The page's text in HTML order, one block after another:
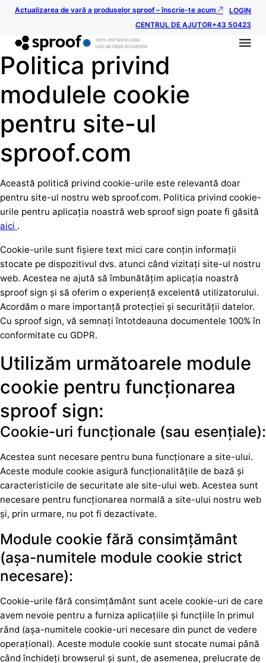
Actualizarea de vară a produselor sproof – înscrie-te acum
LOGIN
CENTRUL DE AJUTOR+43 50423
Politica privind
modulele cookie
pentru site-ul
sproof.com
Această politică privind cookie-urile este relevantă doar
pentru site-ul nostru web sproof.com. Politica privind cookie-
urile pentru aplicația noastră web sproof sign poate fi găsită
aici .
Cookie-urile sunt fișiere text mici care conțin informații
stocate pe dispozitivul dvs. atunci când vizitați site-ul nostru
web. Acestea ne ajută să îmbunătățim aplicația noastră
sproof sign și să oferim o experiență excelentă utilizatorului.
Acordăm o mare importanță protecției și securității datelor.
Cu sproof sign, vă semnați întotdeauna documentele 100% în
conformitate cu GDPR.
Utilizăm următoarele module
cookie pentru funcționarea
sproof sign:
Cookie-uri funcționale (sau esențiale):
Acestea sunt necesare pentru buna funcționare a site-ului.
Aceste module cookie asigură funcționalitățile de bază și
caracteristicile de securitate ale site-ului web. Acestea sunt
necesare pentru funcționarea normală a site-ului nostru web
și, prin urmare, nu pot fi dezactivate.
Module cookie fără consimțământ
(așa-numitele module cookie strict
necesare):
Cookie-urile fără consimțământ sunt acele cookie-uri de care
avem nevoie pentru a furniza aplicațiile și funcțiile în primul
rând (așa-numitele cookie-uri necesare din punct de vedere
operațional). Aceste module cookie sunt stocate numai până
când închideți browserul și sunt, de asemenea, prelucrate de